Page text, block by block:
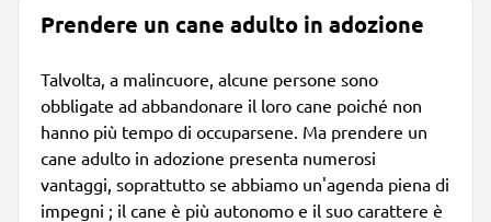
Prendere un cane adulto in adozione
Talvolta, a malincuore, alcune persone sono
obbligate ad abbandonare il loro cane poiché non
hanno più tempo di occuparsene. Ma prendere un
cane adulto in adozione presenta numerosi
vantaggi, soprattutto se abbiamo un'agenda piena di
impegni ; il cane è più autonomo e il suo carattere è